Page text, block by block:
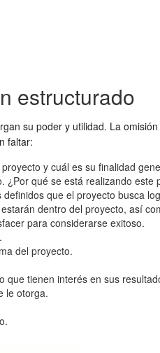
estructurado
su poder y utilidad. La
faltar:
y cuál es su finalidad
¿Por qué se está realizando este
que el proyecto busca
dentro del proyecto, así
para considerarse exitoso.
del proyecto.
que tienen interés en sus
le otorga.